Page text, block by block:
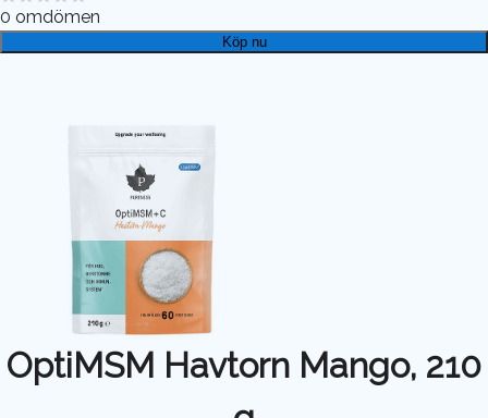
0 omdömen
Köp nu
OptiMSM Havtorn Mango, 210